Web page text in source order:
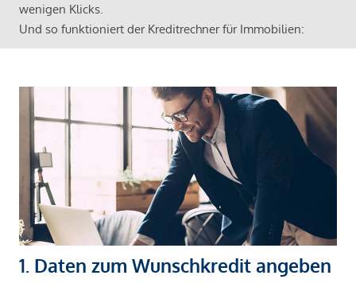
wenigen Klicks.
Und so funktioniert der Kreditrechner für Immobilien:
1. Daten zum Wunschkredit angeben